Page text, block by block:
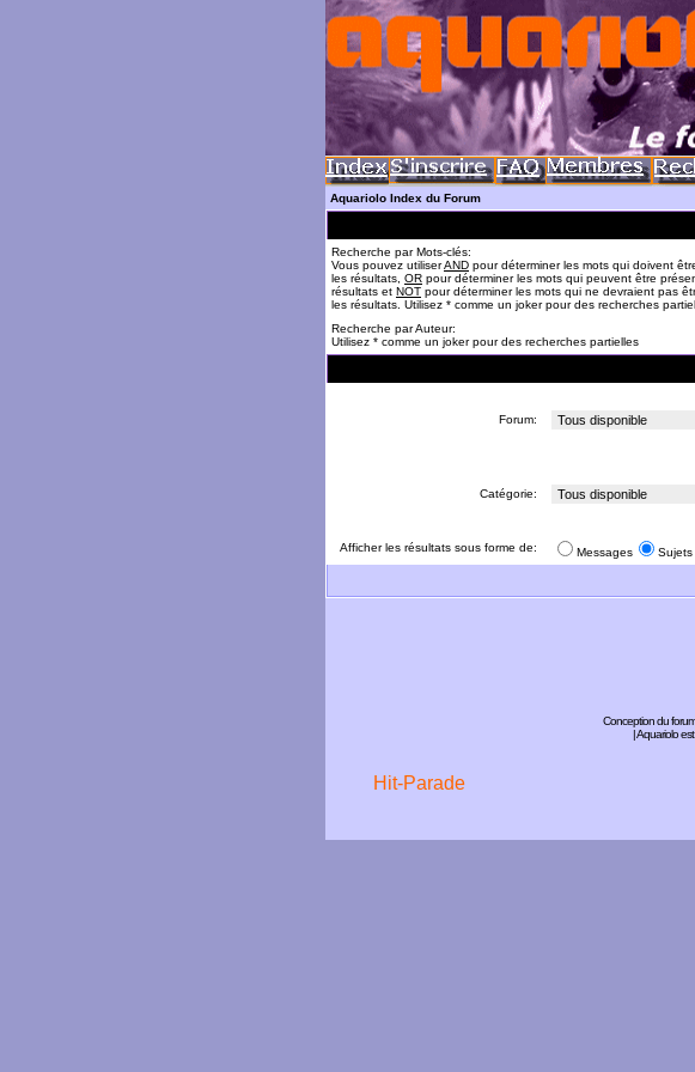
Aquariolo Index du Forum
Recherche par Mots-clés:
Vous pouvez utiliserAND pour déterminer les mots qui doivent
les résultats, OR pour déterminer les mots qui peuvent être
résultats et NOT pour déterminer les mots qui ne devraient pas
les résultats. Utilisez * comme un joker pour des recherches
Recherche par Auteur:
Utilisez * comme un joker pour des recherches partielles
Forum:
Catégorie:
Afficher les résultats sous forme de: Messages Sujets
Conception du
| Aquariolo